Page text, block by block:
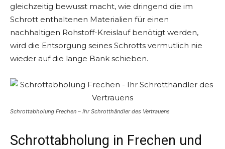
gleichzeitig bewusst macht, wie dringend die im
Schrott enthaltenen Materialien für einen
nachhaltigen Rohstoff-Kreislauf benötigt werden,
wird die Entsorgung seines Schrotts vermutlich nie
wieder auf die lange Bank schieben.
Schrottabholung Frechen – Ihr Schrotthändler des Vertrauens
Schrottabholung in Frechen und